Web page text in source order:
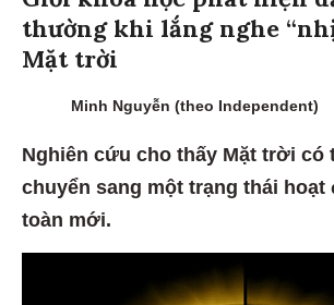
thường khi lắng nghe
Mặt trời
Minh Nguyễn (theo Independent)
Nghiên cứu cho thấy Mặt trời có
chuyển sang một trạng thái hoạt
toàn mới.